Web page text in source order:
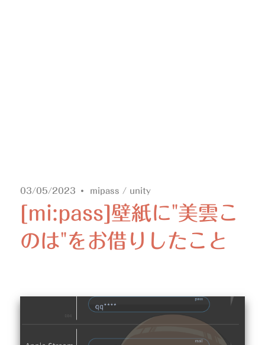
03/05/2023 mipass / unity
[mi:pass]壁紙に"美雲こ
のは"をお借りしたこと